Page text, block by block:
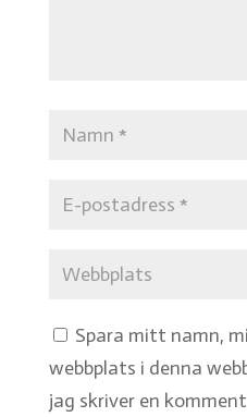
Spara mitt namn,
webbplats i denna
jag skriver en